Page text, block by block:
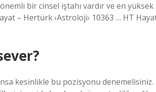
bir cinsel iştahı vardır ve en yüksek
– Hertürk ›Astroloji› 10363 … HT
kesinlikle bu pozisyonu denemelisiniz.